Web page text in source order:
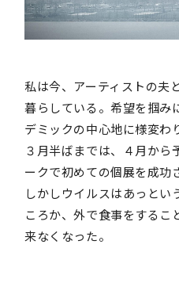
私は今、アーティストの夫
暮らしている。希望を掴み
デミックの中心地に様変わ
３月半ばまでは、４月から
ークで初めての個展を成功
しかしウイルスはあっとい
ころか、外で食事をするこ
来なくなった。